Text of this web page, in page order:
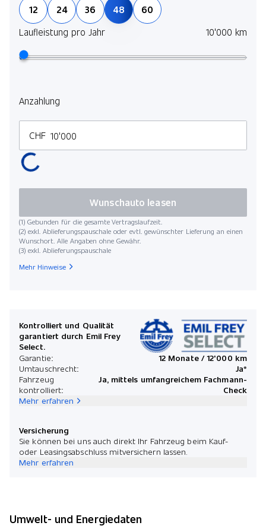
Fahrassistenz-Paket
12 24 36 48
60
Laufleistung pro Jahr
10'000 km
Anzahlung
CHF
(1) Gebunden für die gesamte Vertragslaufzeit.
(2) exkl. Ablieferungspauschale oder evtl. gewünschter Lieferung an einen
Wunschort. Alle Angaben ohne Gewähr.
(3) exkl. Ablieferungspauschale
Wunschauto leasen
Mehr Hinweise
Kontrolliert und Qualität
garantiert durch Emil Frey
Select.
Garantie:
12 Monate / 12'000 km
Umtauschrecht:
Ja*
Fahrzeug
kontrolliert:
Ja, mittels umfangreichem Fachmann-
Check
Mehr erfahren
Versicherung
Sie können bei uns auch direkt Ihr Fahrzeug beim Kauf-
oder Leasingsabschluss mitversichern lassen.
Mehr erfahren
Umwelt- und Energiedaten